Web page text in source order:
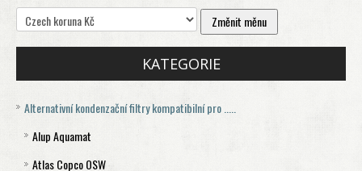
E-SHOP
KATEGORIE
Alternativní kondenzační filtry kompatibilní pro .....
Alup Aquamat
Aquamat 120
Atlas Copco OSW